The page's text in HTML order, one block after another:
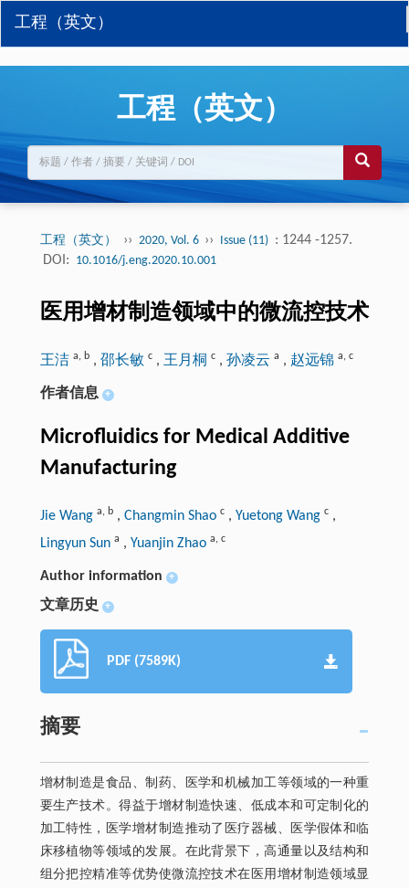
工程（英文）
工程（英文）
工程（英文） ›› 2020, Vol. 6 ›› Issue (11) : 1244 -1257.
DOI: 10.1016/j.eng.2020.10.001
医用增材制造领域中的微流控技术
王洁 a, b, 邵长敏 c, 王月桐 c, 孙凌云 a , 赵远锦 a, c
作者信息 +
Microfluidics for Medical Additive
Manufacturing
Jie Wang a, b, Changmin Shao c, Yuetong Wang c,
Lingyun Sun a , Yuanjin Zhao a, c
Author information +
文章历史 +
PDF (7589K)
摘要
增材制造是食品、制药、医学和机械加工等领域的一种重
要生产技术。得益于增材制造快速、低成本和可定制化的
加工特性，医学增材制造推动了医疗器械、医学假体和临
床移植物等领域的发展。在此背景下，高通量以及结构和
组分把控精准等优势使微流控技术在医用增材制造领域显